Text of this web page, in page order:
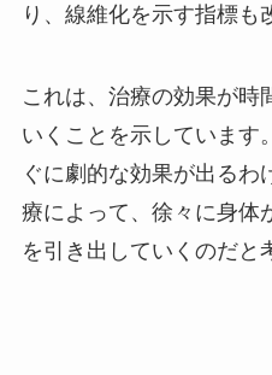
り、線維化を示す指標も
これは、治療の効果が時
いくことを示しています
ぐに劇的な効果が出るわ
療によって、徐々に身体
を引き出していくのだと